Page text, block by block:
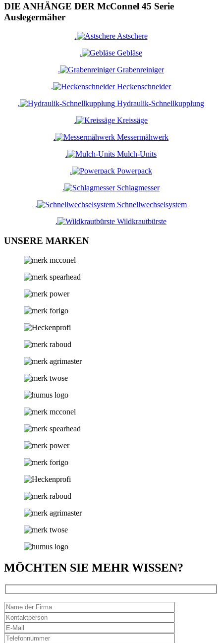
DIE ANHÄNGE DER McConnel 45 Serie
Auslegermäher
.
Astschere
.
Gebläse
.
Grabenreiniger
.
Heckenschneider
.
Hydraulik-Schnellkupplung
.
Kreissäge
.
Messermähwerk
.
Mulch-Units
.
Powerpack
.
Schlagmesser
.
Schnellwechselsystem
.
Wildkrautbürste
UNSERE MARKEN
MÖCHTEN SIE MEHR WISSEN?